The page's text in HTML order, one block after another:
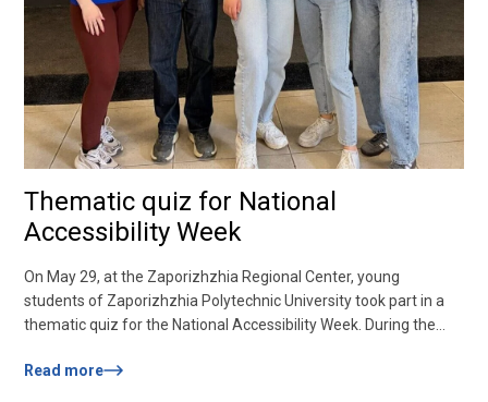
Thematic quiz for National
Accessibility Week
On May 29, at the Zaporizhzhia Regional Center, young
students of Zaporizhzhia Polytechnic University took part in a
thematic quiz for the National Accessibility Week. During the
interactive questions, learned more about the barriers that
Read more